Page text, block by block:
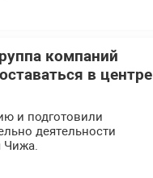
компаний
в центре
и подготовили
деятельности
Чижа.